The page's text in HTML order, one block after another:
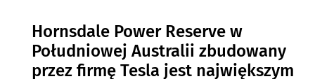
Hornsdale Power Reserve w
Południowej Australii zbudowany
przez firmę Tesla jest największym